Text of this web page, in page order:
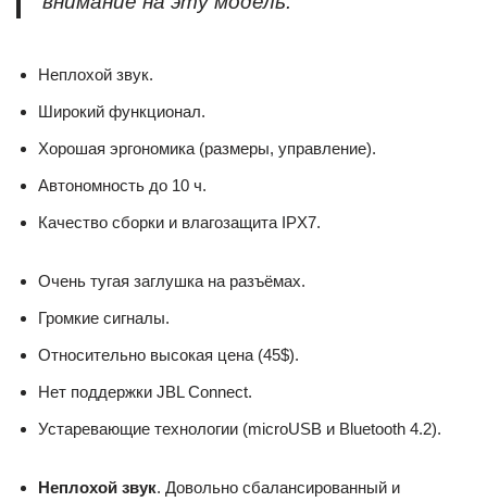
Неплохой звук.
Широкий функционал.
Хорошая эргономика (размеры, управление).
Автономность до 10 ч.
Качество сборки и влагозащита IPX7.
Очень тугая заглушка на разъёмах.
Громкие сигналы.
Относительно высокая цена (45$).
Нет поддержки JBL Connect.
Устаревающие технологии (microUSB и Bluetooth 4.2).
Неплохой звук. Довольно сбалансированный и